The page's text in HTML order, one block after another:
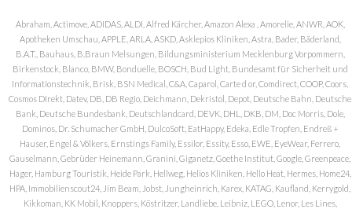
Abraham, Actimove, ADIDAS, ALDI, Alfred Kärcher, Amazon Alexa , Amorelie, ANWR, AOK,
Apotheken Umschau, APPLE, ARLA, ASKD, Asklepios Kliniken, Astra, Bader, Bäderland,
B.A.T., Bauhaus, B.Braun Melsungen, Bildungsministerium Mecklenburg Vorpommern,
Birkenstock, Blanco, BMW, Bonduelle, BOSCH, Bud Light, Bundesamt für Sicherheit und
Informationstechnik, Brisk, BSN Medical, C&A, Caparol, Carte d or, Comdirect, COOP, Coors,
Cosmos DIrekt, Datev, DB, DB Regio, Deichmann, Dekristol, Depot, Deutsche Bahn, Deutsche
Bank, Deutsche Bundesbank, Deutschlandcard, DEVK, DHL, DKB, DM, Doc Morris, Dole,
Dominos, Dr. Schumacher GmbH, DulcoSoft, EatHappy, Edeka, Edle Tropfen, Endreß +
Hauser, Engel & Völkers, Ernstings Family, Essilor, Essity, Esso, EWE, EyeWear, Ferrero,
Gauselmann, Gebrüder Heinemann, Granini, Giganetz, Goethe Institut, Google, Greenpeace,
Hager, Hamburg Touristik, Heide Park, Hellweg, Helios Kliniken, Hello Heat, Hermes, Home24,
HPA, Immobilienscout24, Jim Beam, Jobst, Jungheinrich, Karex, KATAG, Kaufland, Kerrygold,
Kikkoman, KK Mobil, Knoppers, Köstritzer, Landliebe, Leibniz, LEGO, Lenor, Les Lines,